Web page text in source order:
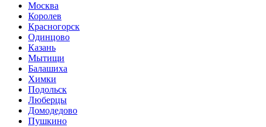
Москва
Королев
Красногорск
Одинцово
Казань
Мытищи
Балашиха
Химки
Подольск
Люберцы
Домодедово
Пушкино